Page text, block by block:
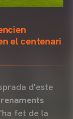
el centenari
d'este
fet de la